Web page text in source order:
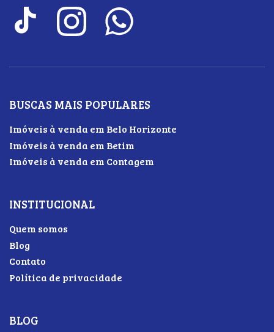
BUSCAS MAIS POPULARES
Imóveis à venda em Belo Horizonte
Imóveis à venda em Betim
Imóveis à venda em Contagem
INSTITUCIONAL
Quem somos
Blog
Contato
Política de privacidade
BLOG